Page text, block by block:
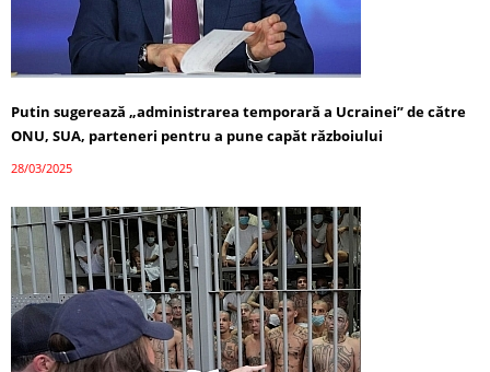
Putin sugerează „administrarea temporară a Ucrainei” de către
ONU, SUA, parteneri pentru a pune capăt războiului
28/03/2025